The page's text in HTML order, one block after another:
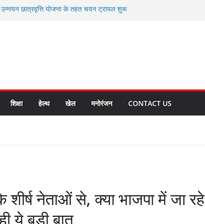
उन्नयन छात्रवृत्ति योजना के तहत चयन ट्रायल शुरू
के लिए अल्मोड़ा की गर्विता भाकुनी का
मित्र कैडेट्स का हुआ है चयन
सबसे बड़ी ताकत : मुख्यमंत्री पुष्कर सिंह धामी
बनाने के संकल्प को करना होगा साकार- मुख्यमंत्री
शिक्षा हेल्थ खेल मनोरंजन CONTACT US
शीर्ष नेताओं से, क्या भाजपा में जा रहे
ये बड़ी बात